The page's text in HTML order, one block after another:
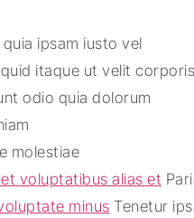
ipsam iusto vel
itaque ut velit
odio quia dolorum
molestiae
voluptatibus alias et
minus Tenetur